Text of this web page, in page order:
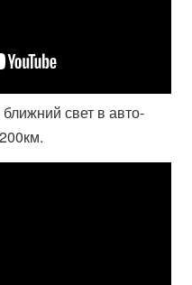
свет в авто-